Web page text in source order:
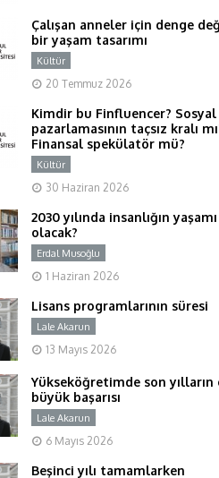
Çalışan anneler için denge
bir yaşam tasarımı
Kültür
20 Temmuz 2026
Kimdir bu Finfluencer? Sosyal
pazarlamasının taçsız kralı
Finansal spekülatör mü?
Kültür
30 Haziran 2026
2030 yılında insanlığın
olacak?
Erdal Musoğlu
1 Haziran 2026
Lisans programlarının süresi
Lale Akarun
13 Mayıs 2026
Yükseköğretimde son yılların
büyük başarısı
Lale Akarun
6 Mayıs 2026
Beşinci yılı tamamlarken